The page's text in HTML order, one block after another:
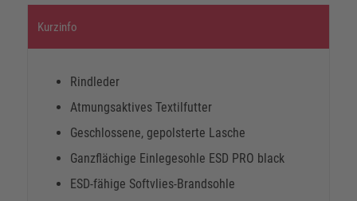
Kurzinfo
Rindleder
Atmungsaktives Textilfutter
Geschlossene, gepolsterte Lasche
Ganzflächige Einlegesohle ESD PRO black
ESD-fähige Softvlies-Brandsohle